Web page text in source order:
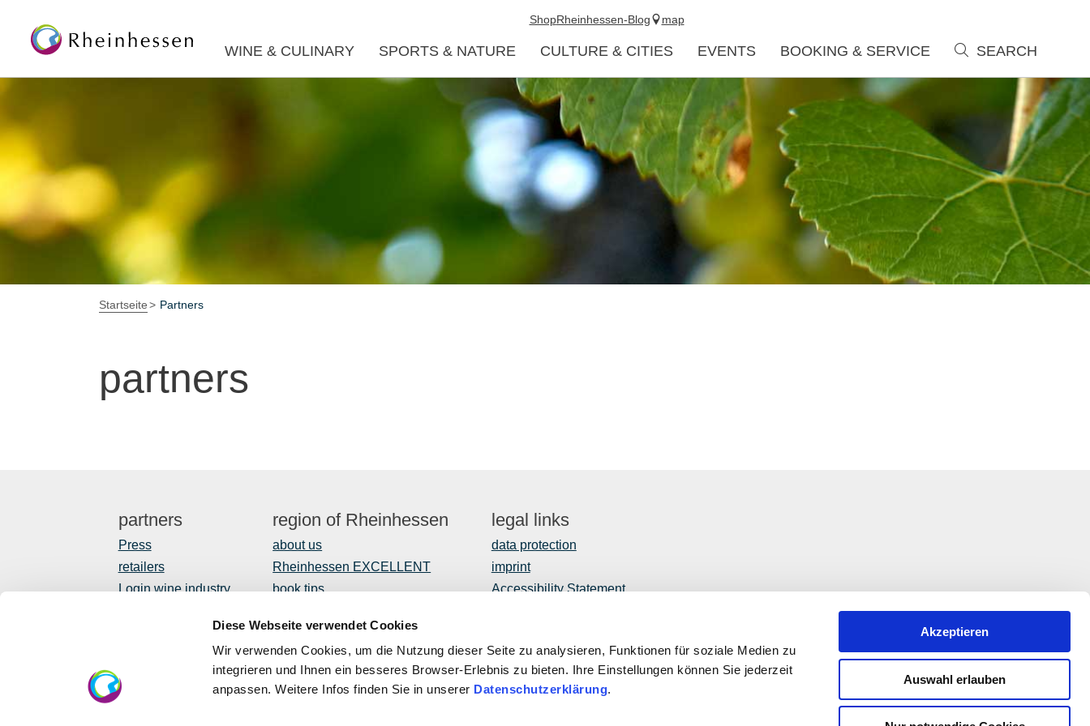
Diese Webseite verwendet Cookies
Wir verwenden Cookies, um die Nutzung dieser Seite zu analysieren, Funktionen für soziale Medien zu
integrieren und Ihnen ein besseres Browser-Erlebnis zu bieten. Ihre Einstellungen können Sie jederzeit
anpassen. Weitere Infos finden Sie in unserer Datenschutzerklärung.
Akzeptieren
Auswahl erlauben
WINE & CULINARY SPORTS & NATURE CULTURE & CITIES EVENTS BOOKING & SERVICE SEARCH
ShopRheinhessen-Blog map
Startseite Partners
partners
partners
Press
retailers
Login wine industry
region of Rheinhessen
about us
Rheinhessen EXCELLENT
book tips
Newsletter
regional development
legal links
data protection
imprint
Accessibility Statement